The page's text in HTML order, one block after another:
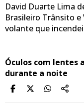
David Duarte Lima
Brasileiro Trânsito
volante que
Óculos com lentes
durante a noite